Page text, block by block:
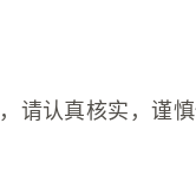
请认真核实，谨